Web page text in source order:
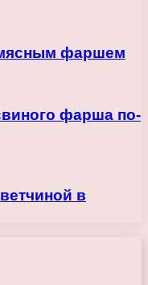
фаршем
фарша по-
в